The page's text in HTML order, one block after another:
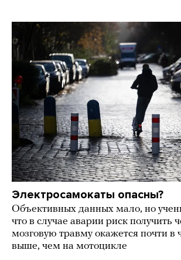
Электросамокаты опасны?
Объективных данных мало, но
что в случае аварии риск получить
мозговую травму окажется почти в
выше, чем на мотоцикле